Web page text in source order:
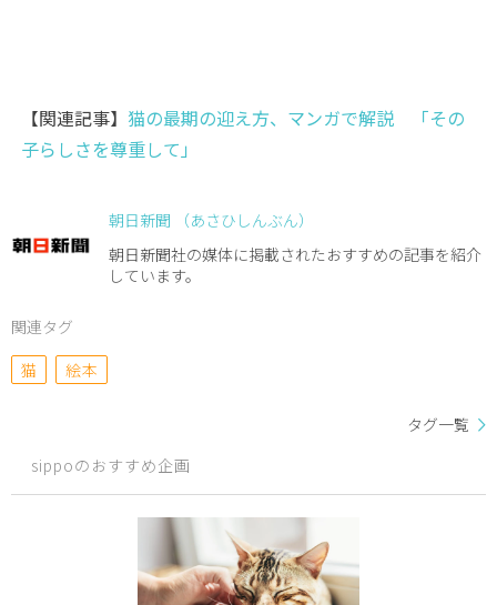
【関連記事】 猫の最期の迎え方、マンガで解説 「その
子らしさを尊重して」
朝日新聞 （あさひしんぶん）
朝日新聞社の媒体に掲載されたおすすめの記事を紹介
しています。
関連タグ
猫
絵本
タグ一覧
sippoのおすすめ企画